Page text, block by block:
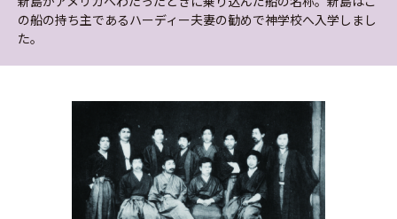
の船の持ち主であるハーディー夫妻の勧めで神学校へ入学しまし
た。